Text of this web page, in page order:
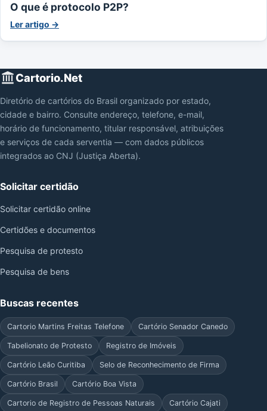
O que é protocolo P2P?
Ler artigo →
Cartorio.Net
Diretório de cartórios do Brasil organizado por estado,
cidade e bairro. Consulte endereço, telefone, e-mail,
horário de funcionamento, titular responsável, atribuições
e serviços de cada serventia — com dados públicos
integrados ao CNJ (Justiça Aberta).
Solicitar certidão
Solicitar certidão online
Certidões e documentos
Pesquisa de protesto
Pesquisa de bens
Buscas recentes
Cartorio Martins Freitas Telefone Cartório Senador Canedo
Tabelionato de Protesto Registro de Imóveis
Cartório Leão Curitiba Selo de Reconhecimento de Firma
Cartório Brasil Cartório Boa Vista
Cartorio de Registro de Pessoas Naturais Cartório Cajati